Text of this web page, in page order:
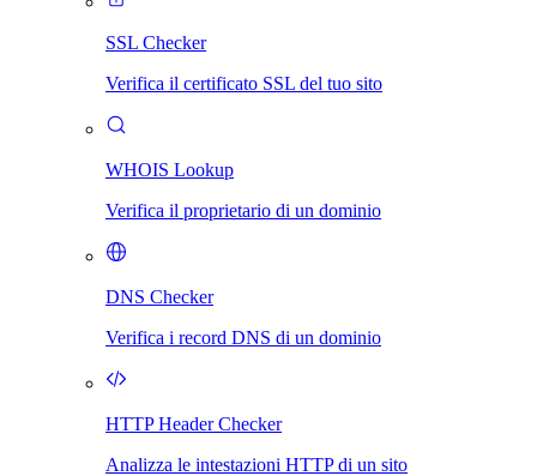
SSL Checker
Verifica il certificato SSL del tuo sito
WHOIS Lookup
Verifica il proprietario di un dominio
DNS Checker
Verifica i record DNS di un dominio
HTTP Header Checker
Analizza le intestazioni HTTP di un sito